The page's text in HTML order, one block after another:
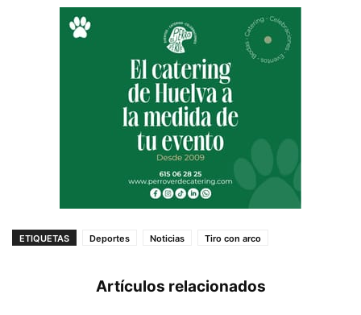
ETIQUETAS Deportes Noticias Tiro con arco
Artículos relacionados